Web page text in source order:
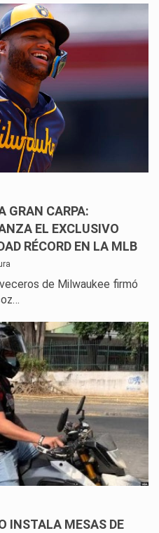
GRAN CARPA:
EL EXCLUSIVO
RÉCORD EN LA MLB
de Milwaukee firmó
INSTALA MESAS DE